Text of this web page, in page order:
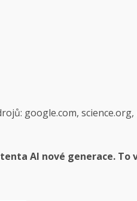
google.com,
AI nové generace. To